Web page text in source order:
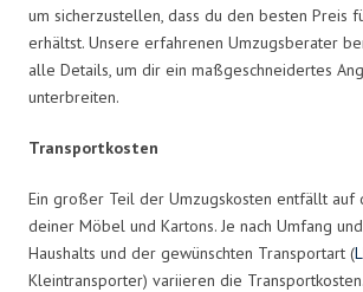
um sicherzustellen, dass du den besten Preis
erhältst. Unsere erfahrenen Umzugsberater
alle Details, um dir ein maßgeschneidertes
unterbreiten.
Transportkosten
Ein großer Teil der Umzugskosten entfällt auf
deiner Möbel und Kartons. Je nach Umfang
Haushalts und der gewünschten Transportart (
Kleintransporter) variieren die